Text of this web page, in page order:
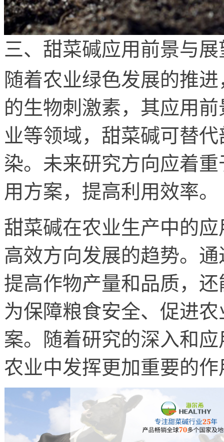
三、甜菜碱应用前景与展
随着农业绿色发展的推
的生物刺激素，其应用
业等领域，甜菜碱可替
染。未来研究方向应着
用方案，提高利用效率。
甜菜碱在农业生产中的
高效方向发展的趋势。
提高作物产量和品质，
为保障粮食安全、促进
案。随着研究的深入和
农业中发挥更加重要的作